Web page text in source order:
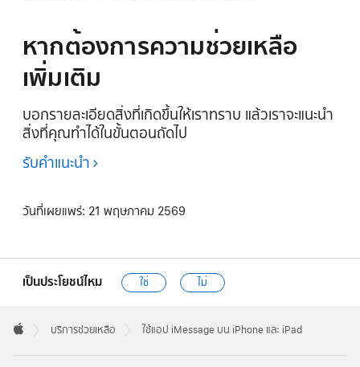
หากต้องการความช่วยเหลือ
เพิ่มเติม
บอกรายละเอียดสิ่งที่เกิดขึ้นให้เราทราบ แล้วเราจะแนะนำ
สิ่งที่คุณทำได้ในขั้นตอนถัดไป
รับคำแนะนำ
วันที่เผยแพร่: 21 พฤษภาคม 2569
เป็นประโยชน์ไหม ใช่ ไม่
Footer

บริการช่วยเหลือ ใช้แอป iMessage บน iPhone และ iPad